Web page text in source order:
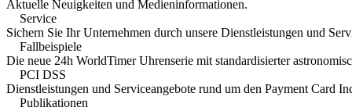
Aktuelle Neuigkeiten und Medieninformationen.
Service
Sichern Sie Ihr Unternehmen durch unsere Dienstleistungen und
Fallbeispiele
Die neue 24h WorldTimer Uhrenserie mit standardisierter
PCI DSS
Dienstleistungen und Serviceangebote rund um den Payment Card
Publikationen